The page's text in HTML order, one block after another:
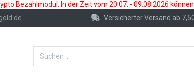
Bezahlmodul. In der Zeit vom 20.07. - 09.08.2026
Versicherter Versand ab